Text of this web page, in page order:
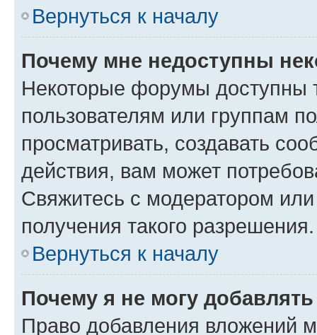
Вернуться к началу
Почему мне недоступны
Некоторые форумы доступны
пользователям или группам
просматривать, создавать
действия, вам может
Свяжитесь с модератором
получения такого разрешения.
Вернуться к началу
Почему я не могу
Право добавления вложений